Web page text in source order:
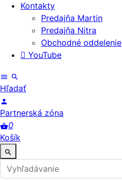
Kontakty
Predajňa Martin
Predajňa Nitra
Obchodné oddelenie
YouTube
Hľadať
Partnerská zóna
0
Košík